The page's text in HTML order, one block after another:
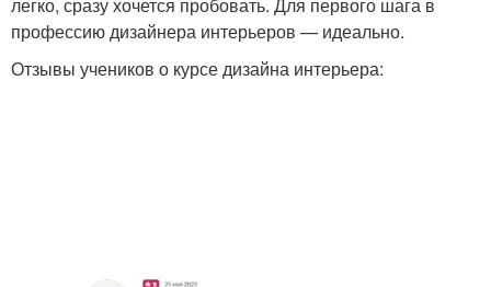
профессию дизайнера интерьеров — идеально.
Отзывы учеников о курсе дизайна интерьера: